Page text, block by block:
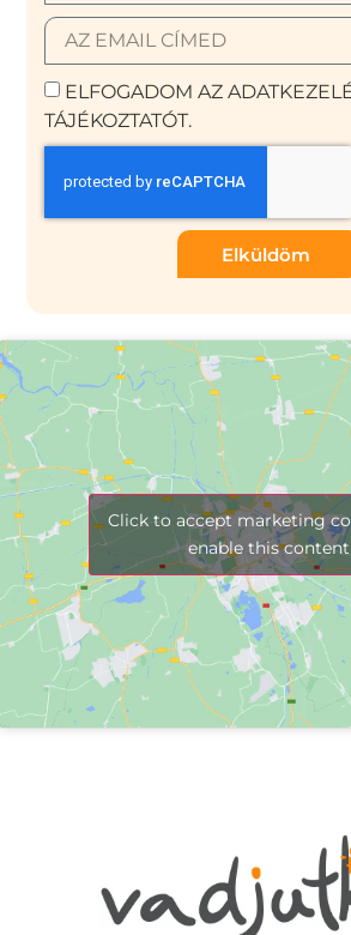
ELFOGADOM AZ
TÁJÉKOZTATÓT.
Elküldöm
Click to accept marketing
enable this content